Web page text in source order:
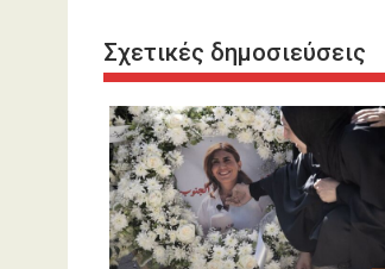
Σχετικές δημοσιεύσεις